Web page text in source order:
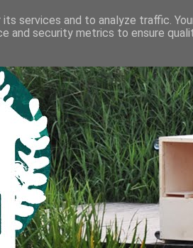
services and to analyze traffic.
and security metrics to ensure